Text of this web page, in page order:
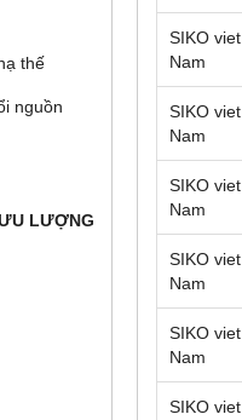
thế
nguồn
LƯỢNG
SIKO viet
Nam
SIKO viet
Nam
SIKO viet
Nam
SIKO viet
Nam
SIKO viet
Nam
SIKO viet